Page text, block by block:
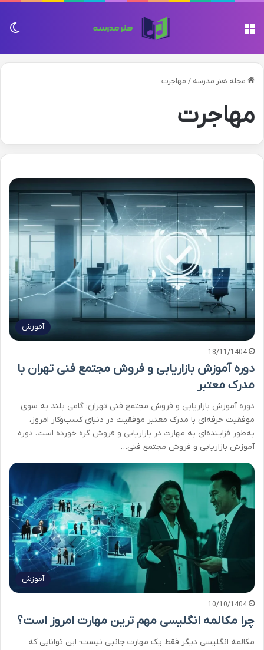
مجله هنر مدرسه / مهاجرت
مهاجرت
آموزش
18/11/1404
دوره آموزش بازاریابی و فروش مجتمع فنی تهران با
مدرک معتبر
دوره آموزش بازاریابی و فروش مجتمع فنی تهران: گامی بلند به سوی
موفقیت حرفه‌ای با مدرک معتبر موفقیت در دنیای کسب‌وکار امروز،
به‌طور فزاینده‌ای به مهارت در بازاریابی و فروش گره خورده است. دوره
آموزش بازاریابی و فروش مجتمع فنی…
آموزش
10/10/1404
چرا مکالمه انگلیسی مهم ترین مهارت امروز است؟
مکالمه انگلیسی دیگر فقط یک مهارت جانبی نیست؛ این توانایی که